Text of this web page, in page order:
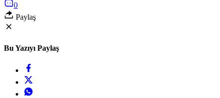
0
Paylaş
Bu Yazıyı Paylaş